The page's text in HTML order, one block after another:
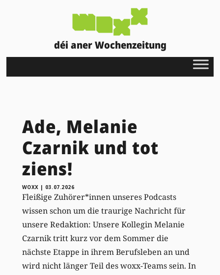
déi aner Wochenzeitung
Ade, Melanie
Czarnik und tot
ziens!
WOXX | 03.07.2026
Fleißige Zuhörer*innen unseres Podcasts
wissen schon um die traurige Nachricht für
unsere Redaktion: Unsere Kollegin Melanie
Czarnik tritt kurz vor dem Sommer die
nächste Etappe in ihrem Berufsleben an und
wird nicht länger Teil des woxx-Teams sein. In